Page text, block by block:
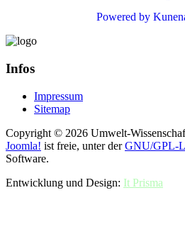
Powered by
Infos
Impressum
Sitemap
Copyright © 2026 Umwelt-
Joomla! ist freie, unter derGNU/GPL-
Software.
Entwicklung und Design: It Prisma